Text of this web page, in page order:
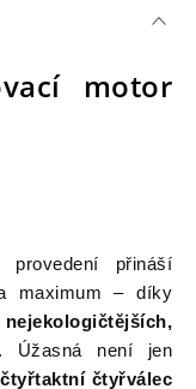
motor
přináší
maximum – díky
nejekologičtějších,
. Úžasná není jen
čtyřválec